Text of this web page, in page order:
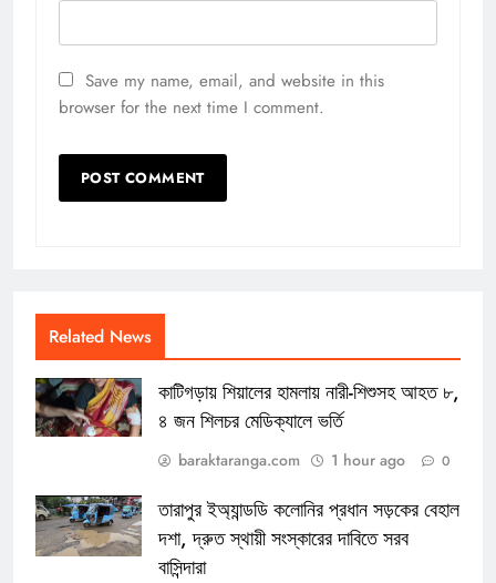
Save my name, email, and website in this
browser for the next time I comment.
Related News
কাটিগড়ায় শিয়ালের হামলায় নারী-শিশুসহ আহত ৮,
৪ জন শিলচর মেডিক্যালে ভর্তি
baraktaranga.com 1 hour ago 0
তারাপুর ইঅ্যান্ডডি কলোনির প্রধান সড়কের বেহাল
দশা, দ্রুত স্থায়ী সংস্কারের দাবিতে সরব
বাসিন্দারা